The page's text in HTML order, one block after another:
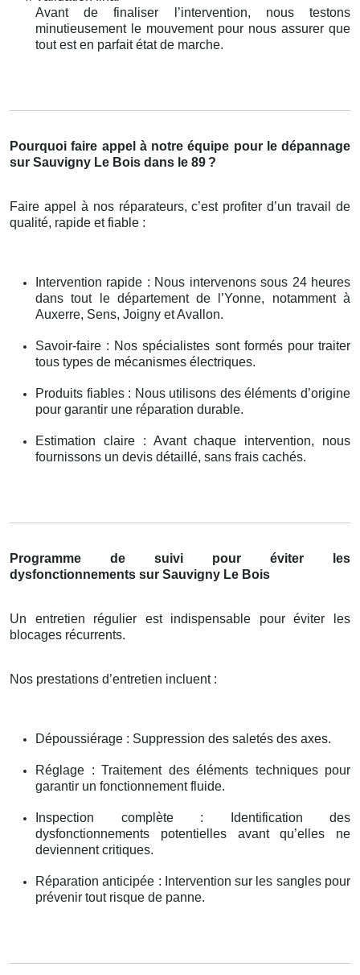
Avant de finaliser l’intervention, nous testons
minutieusement le mouvement pour nous assurer que
tout est en parfait état de marche.
Pourquoi faire appel à notre équipe pour le dépannage
sur Sauvigny Le Bois dans le 89 ?
Faire appel à nos réparateurs, c’est profiter d’un travail de
qualité, rapide et fiable :
Intervention rapide : Nous intervenons sous 24 heures
dans tout le département de l’Yonne, notamment à
Auxerre, Sens, Joigny et Avallon.
Savoir-faire : Nos spécialistes sont formés pour traiter
tous types de mécanismes électriques.
Produits fiables : Nous utilisons des éléments d’origine
pour garantir une réparation durable.
Estimation claire : Avant chaque intervention, nous
fournissons un devis détaillé, sans frais cachés.
Programme de suivi pour éviter les
dysfonctionnements sur Sauvigny Le Bois
Un entretien régulier est indispensable pour éviter les
blocages récurrents.
Nos prestations d’entretien incluent :
Dépoussiérage : Suppression des saletés des axes.
Réglage : Traitement des éléments techniques pour
garantir un fonctionnement fluide.
Inspection complète : Identification des
dysfonctionnements potentielles avant qu’elles ne
deviennent critiques.
Réparation anticipée : Intervention sur les sangles pour
prévenir tout risque de panne.